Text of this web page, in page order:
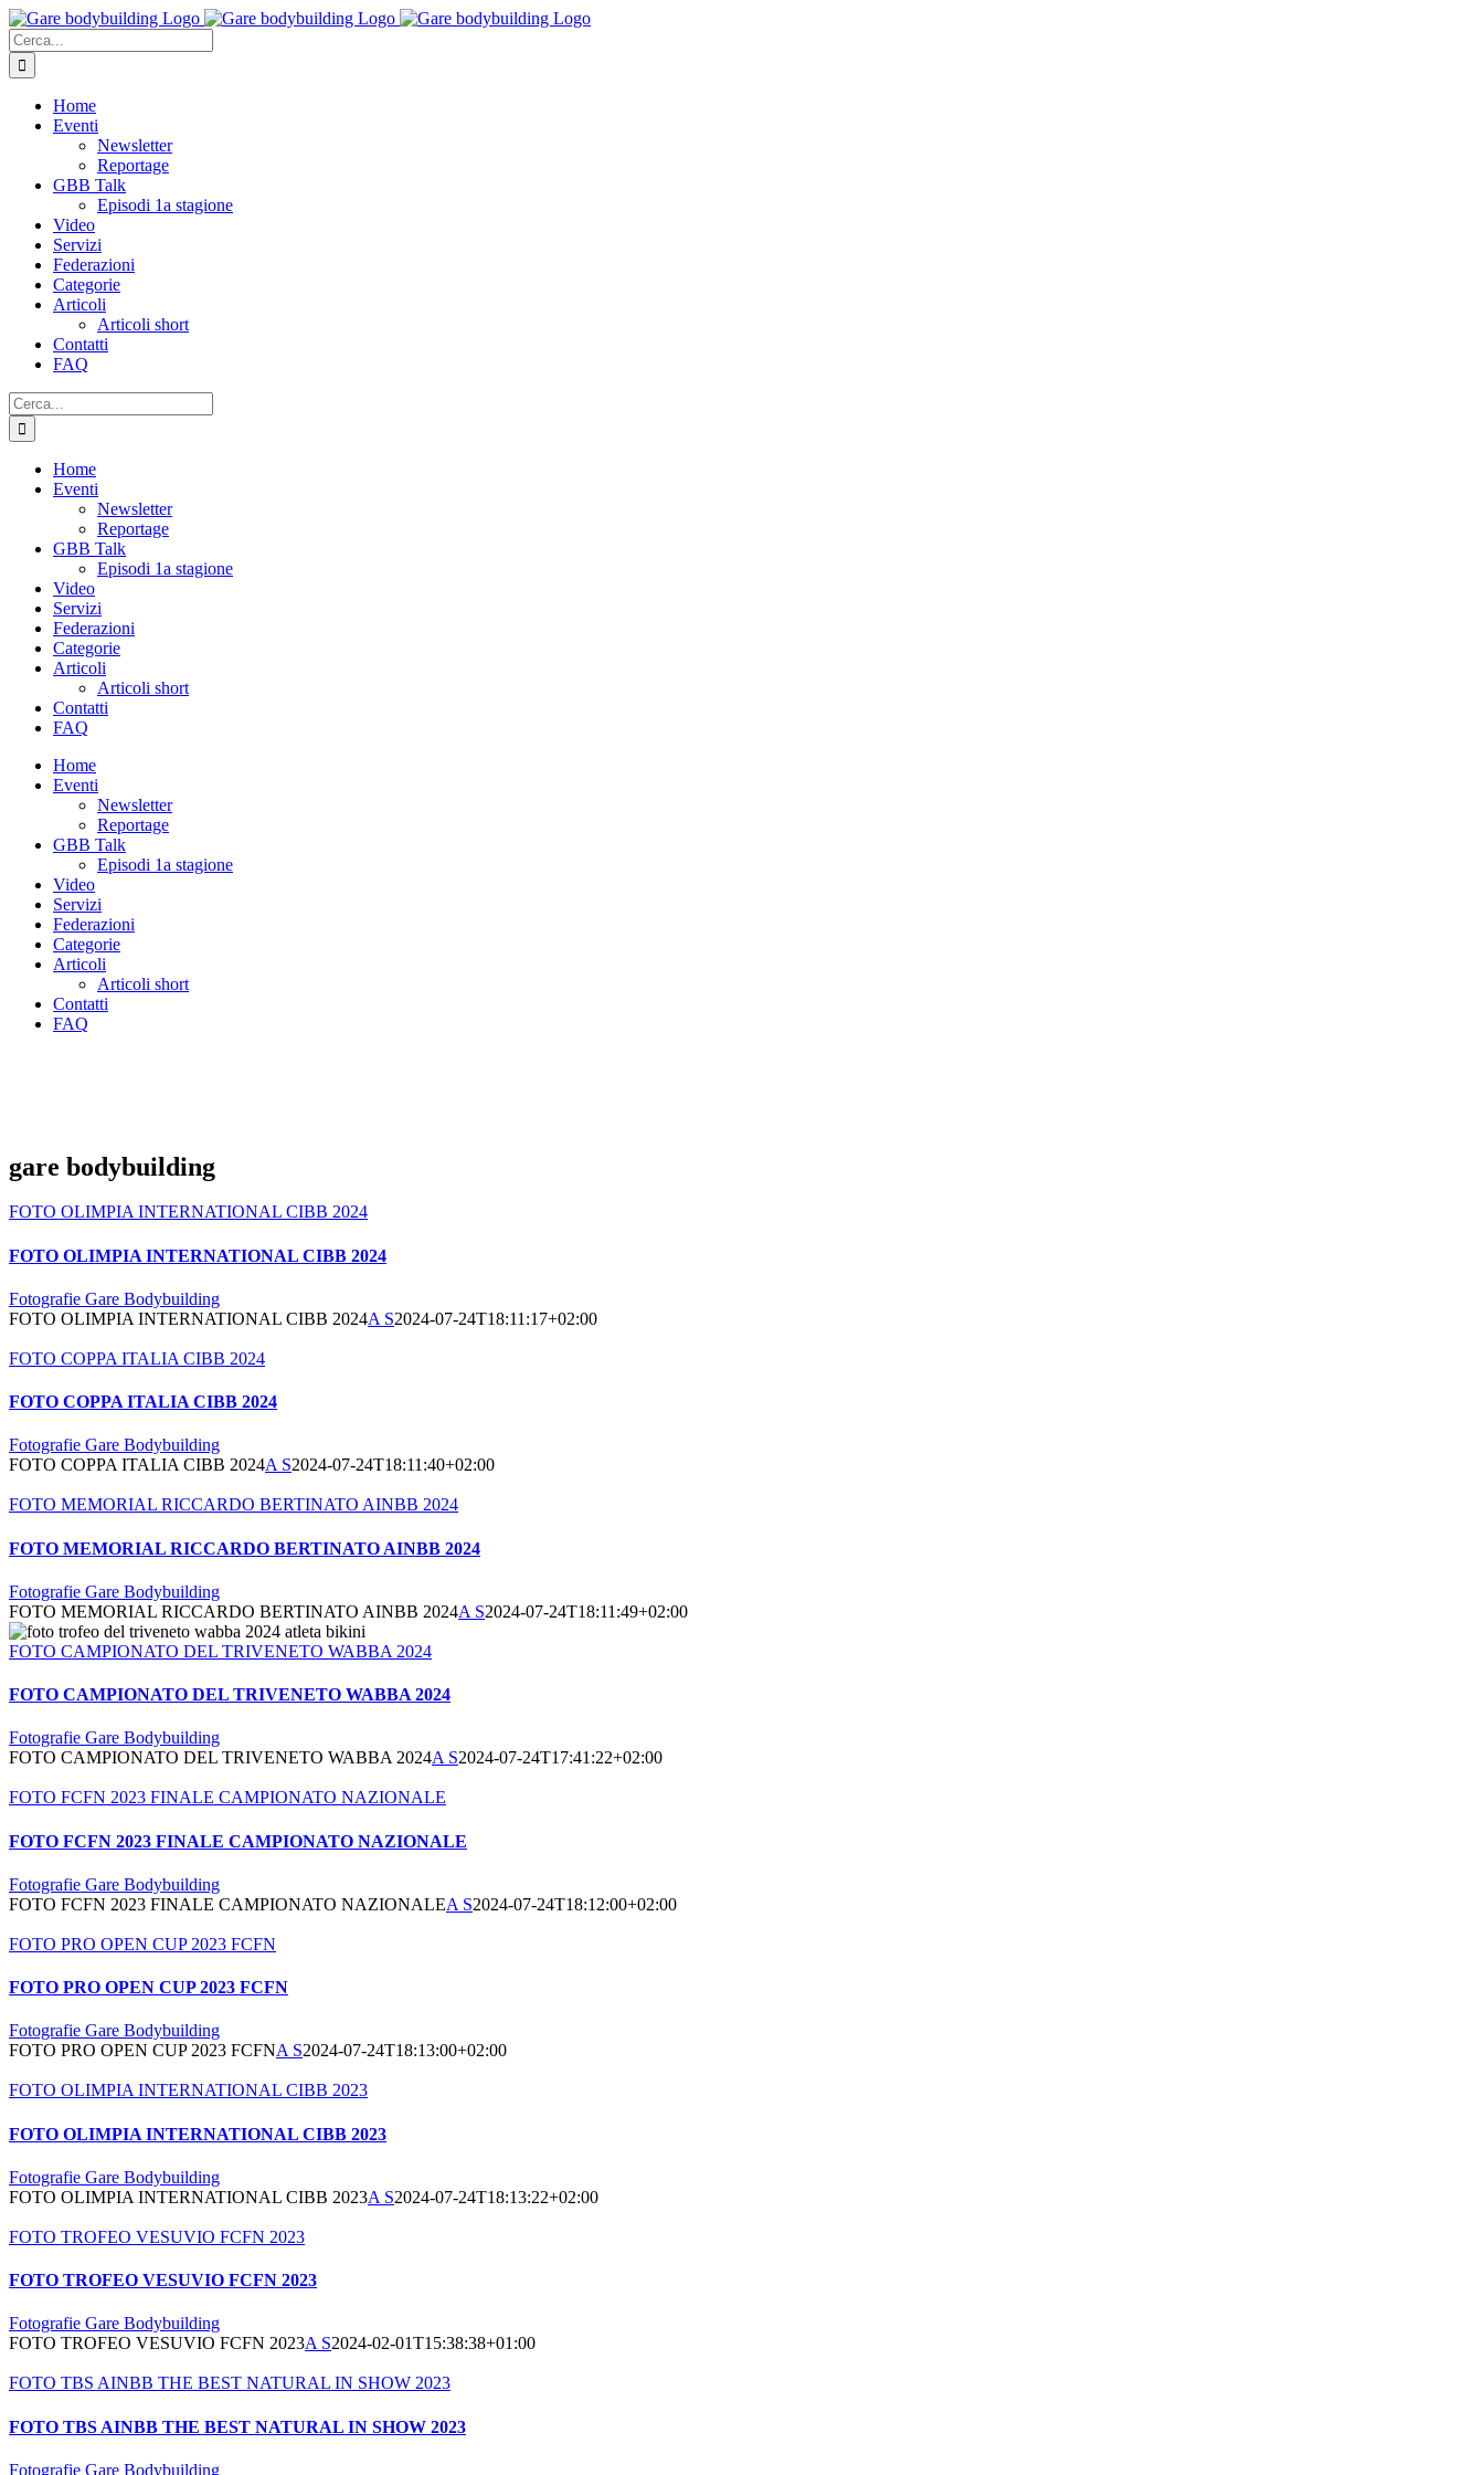
Salta
al
contenuto
Cerca
per:
Home
Eventi
Newsletter
Reportage
GBB Talk
Episodi 1a stagione
Video
Servizi
Federazioni
Categorie
Articoli
Articoli short
Contatti
FAQ
Cerca
per:
Home
Eventi
Newsletter
Reportage
GBB Talk
Episodi 1a stagione
Video
Servizi
Federazioni
Categorie
Articoli
Articoli short
Contatti
FAQ
Home
Eventi
Newsletter
Reportage
GBB Talk
Episodi 1a stagione
Video
Servizi
Federazioni
Categorie
Articoli
Articoli short
Contatti
FAQ
gare bodybuilding
FOTO OLIMPIA INTERNATIONAL CIBB 2024
FOTO OLIMPIA INTERNATIONAL CIBB 2024
Fotografie Gare Bodybuilding
FOTO OLIMPIA INTERNATIONAL CIBB 2024A S2024-07-24T18:11:17+02:00
FOTO COPPA ITALIA CIBB 2024
FOTO COPPA ITALIA CIBB 2024
Fotografie Gare Bodybuilding
FOTO COPPA ITALIA CIBB 2024A S2024-07-24T18:11:40+02:00
FOTO MEMORIAL RICCARDO BERTINATO AINBB 2024
FOTO MEMORIAL RICCARDO BERTINATO AINBB 2024
Fotografie Gare Bodybuilding
FOTO MEMORIAL RICCARDO BERTINATO AINBB 2024A S2024-07-24T18:11:49+02:00
FOTO CAMPIONATO DEL TRIVENETO WABBA 2024
FOTO CAMPIONATO DEL TRIVENETO WABBA 2024
Fotografie Gare Bodybuilding
FOTO CAMPIONATO DEL TRIVENETO WABBA 2024A S2024-07-24T17:41:22+02:00
FOTO FCFN 2023 FINALE CAMPIONATO NAZIONALE
FOTO FCFN 2023 FINALE CAMPIONATO NAZIONALE
Fotografie Gare Bodybuilding
FOTO FCFN 2023 FINALE CAMPIONATO NAZIONALEA S2024-07-24T18:12:00+02:00
FOTO PRO OPEN CUP 2023 FCFN
FOTO PRO OPEN CUP 2023 FCFN
Fotografie Gare Bodybuilding
FOTO PRO OPEN CUP 2023 FCFNA S2024-07-24T18:13:00+02:00
FOTO OLIMPIA INTERNATIONAL CIBB 2023
FOTO OLIMPIA INTERNATIONAL CIBB 2023
Fotografie Gare Bodybuilding
FOTO OLIMPIA INTERNATIONAL CIBB 2023A S2024-07-24T18:13:22+02:00
FOTO TROFEO VESUVIO FCFN 2023
FOTO TROFEO VESUVIO FCFN 2023
Fotografie Gare Bodybuilding
FOTO TROFEO VESUVIO FCFN 2023A S2024-02-01T15:38:38+01:00
FOTO TBS AINBB THE BEST NATURAL IN SHOW 2023
FOTO TBS AINBB THE BEST NATURAL IN SHOW 2023
Fotografie Gare Bodybuilding